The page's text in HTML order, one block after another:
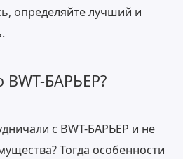
определяйте лучший и
БАРЬЕР?
с BWT-БАРЬЕР и не
Тогда особенности